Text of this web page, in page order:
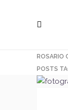
ROSARIO
POSTS